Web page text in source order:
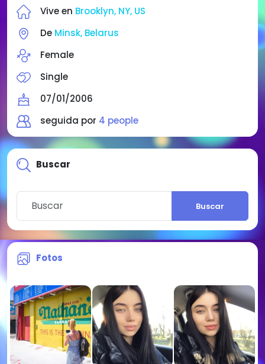
Vive en Brooklyn, NY, US
De Minsk, Belarus
Female
Single
07/01/2006
seguida por 4 people
Buscar
Buscar
Fotos